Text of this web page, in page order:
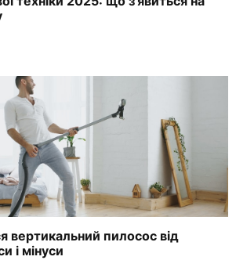
вертикальний пилосос від
і мінуси